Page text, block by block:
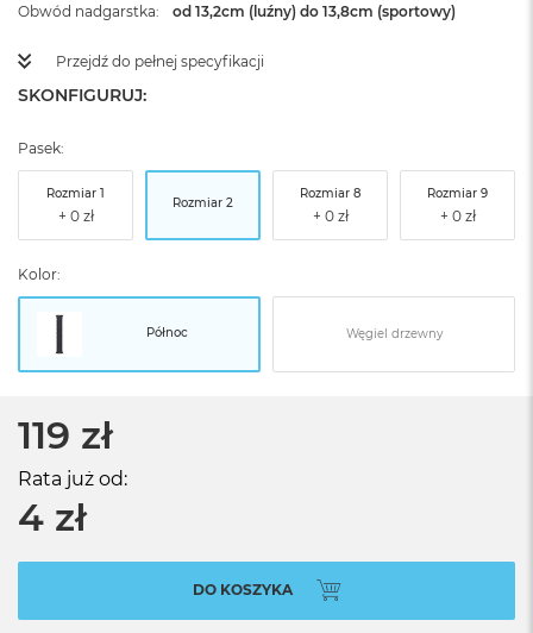
Obwód nadgarstka
od 13,2cm (luźny) do 13,8cm (sportowy)
Przejdź do pełnej specyfikacji
SKONFIGURUJ:
Pasek:
Rozmiar 1
Rozmiar 2
Rozmiar 8 Rozmiar 9
Kolor:
Północ Węgiel drzewny
119 zł
Rata już od:
4 zł
DO KOSZYKA